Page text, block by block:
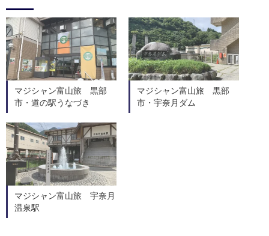
マジシャン富山旅 黒部
市・道の駅うなづき
マジシャン富山旅 黒部
市・宇奈月ダム
マジシャン富山旅 宇奈月
温泉駅